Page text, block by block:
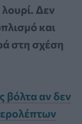
Δεν
και
στη σχέση
βόλτα αν δεν